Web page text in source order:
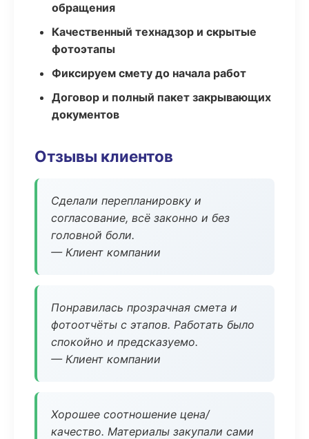
обращения
Качественный технадзор и скрытые
фотоэтапы
Фиксируем смету до начала работ
Договор и полный пакет закрывающих
документов
Отзывы клиентов
Сделали перепланировку и
согласование, всё законно и без
головной боли.
— Клиент компании
Понравилась прозрачная смета и
фотоотчёты с этапов. Работать было
спокойно и предсказуемо.
— Клиент компании
Хорошее соотношение цена/
качество. Материалы закупали сами